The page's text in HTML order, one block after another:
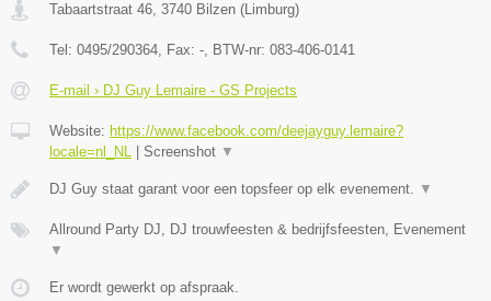
Tabaartstraat 46, 3740 Bilzen (Limburg)
Tel: 0495/290364, Fax: -, BTW-nr: 083-406-0141
E-mail › DJ Guy Lemaire - GS Projects
Website: https://www.facebook.com/deejayguy.lemaire?
locale=nl_NL
Screenshot ▼
DJ Guy staat garant voor een topsfeer op elk evenement. ▼
Allround Party DJ, DJ trouwfeesten & bedrijfsfeesten, Evenement
▼
Er wordt gewerkt op afspraak.